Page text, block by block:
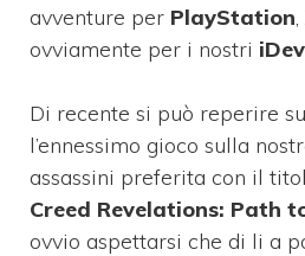
avventure per PlayStation,
ovviamente per i nostri
Di recente si può reperire su
l’ennessimo gioco sulla
assassini preferita con il
Creed Revelations: Path
ovvio aspettarsi che di li a